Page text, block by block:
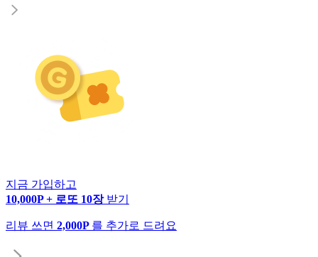
지금 가입하고
10,000P + 로또 10장 받기
리뷰 쓰면 2,000P 를 추가로 드려요